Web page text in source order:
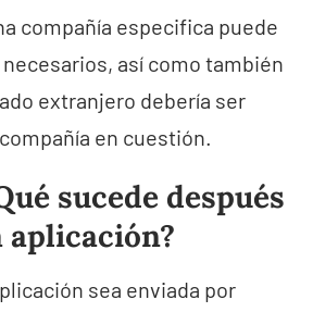
compañía especifica puede
así como también
extranjero debería ser
en cuestión.
sucede después
aplicación?
sea enviada por